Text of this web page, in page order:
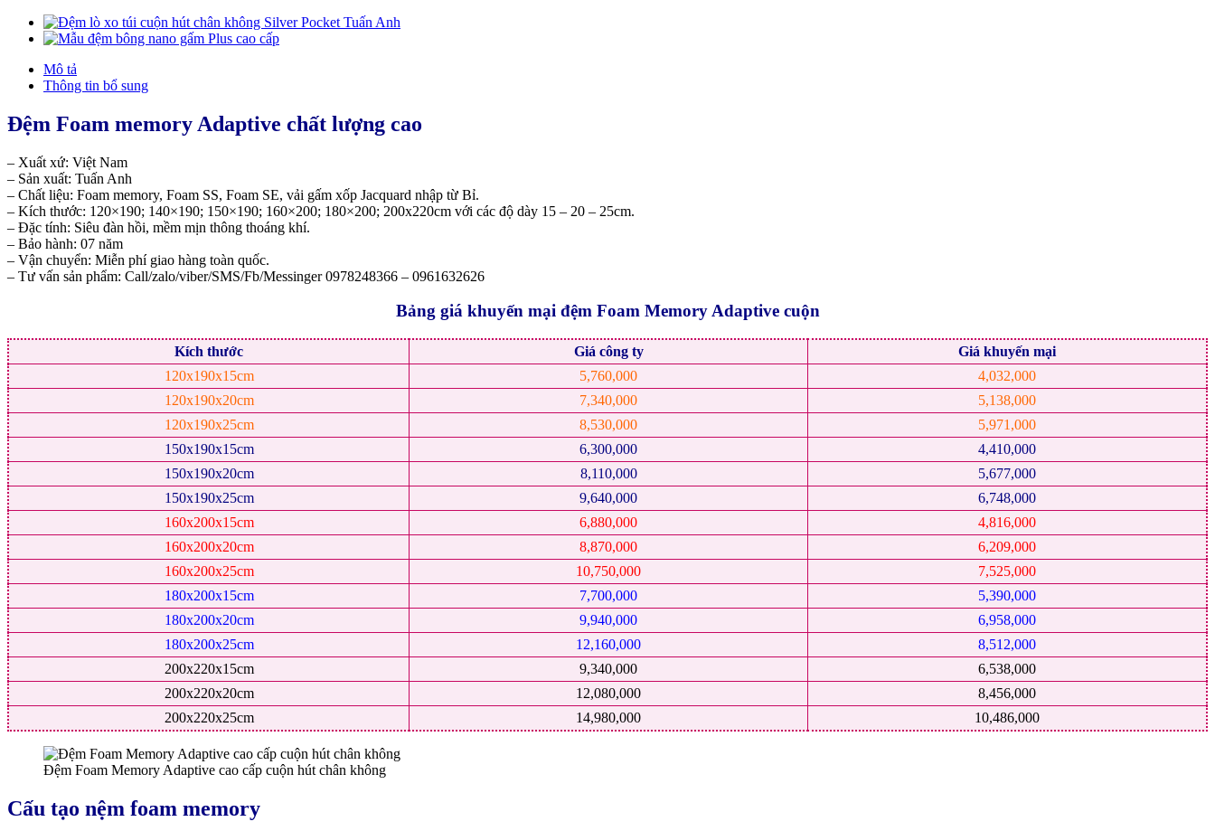
Mô tả
Thông tin bổ sung
Đệm Foam memory Adaptive chất lượng cao
– Xuất xứ: Việt Nam
– Sản xuất: Tuấn Anh
– Chất liệu: Foam memory, Foam SS, Foam SE, vải gấm xốp Jacquard nhập từ Bỉ.
– Kích thước: 120×190; 140×190; 150×190; 160×200; 180×200; 200x220cm với các độ dày 15 – 20 – 25cm.
– Đặc tính: Siêu đàn hồi, mềm mịn thông thoáng khí.
– Bảo hành: 07 năm
– Vận chuyển: Miễn phí giao hàng toàn quốc.
– Tư vấn sản phẩm: Call/zalo/viber/SMS/Fb/Messinger 0978248366 – 0961632626
Bảng giá khuyến mại đệm Foam Memory Adaptive cuộn
Kích thước Giá công ty
Giá khuyến mại
120x190x15cm
5,760,000
4,032,000
120x190x20cm
7,340,000
5,138,000
120x190x25cm
8,530,000
5,971,000
150x190x15cm
6,300,000
4,410,000
150x190x20cm
8,110,000
5,677,000
150x190x25cm
9,640,000
6,748,000
160x200x15cm
6,880,000
4,816,000
160x200x20cm
8,870,000
6,209,000
160x200x25cm
10,750,000
7,525,000
180x200x15cm
7,700,000
5,390,000
180x200x20cm
9,940,000
6,958,000
180x200x25cm
12,160,000
8,512,000
200x220x15cm
9,340,000
6,538,000
200x220x20cm
12,080,000
8,456,000
200x220x25cm
14,980,000 10,486,000
Đệm Foam Memory Adaptive cao cấp cuộn hút chân không
Cấu tạo nệm foam memory